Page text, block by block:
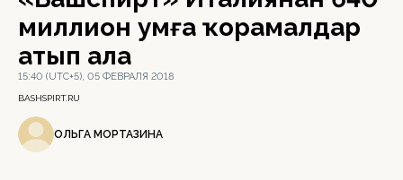
миллион һумға ҡорамалдар
һатып ала
15:40 (UTC+5), 05 ФЕВРАЛЯ 2018
BASHSPIRT.RU
ОЛЬГА МОРТАЗИНА